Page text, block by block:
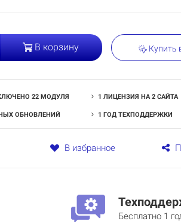
В корзину Купить
22 МОДУЛЯ 1 ЛИЦЕНЗИЯ НА 2 САЙТА
ОБНОВЛЕНИЙ 1 ГОД ТЕХПОДДЕРЖКИ
В избранное
Бесплатно 1